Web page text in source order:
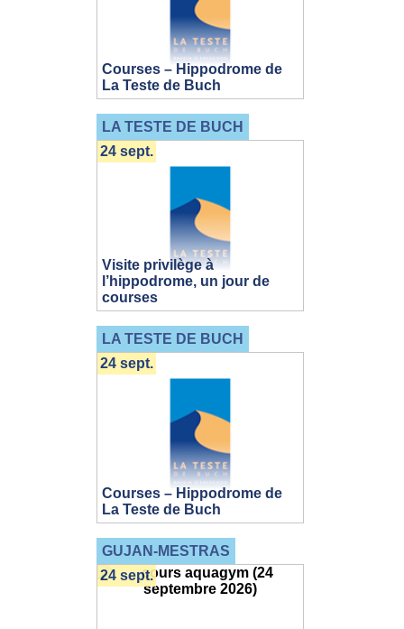
Courses – Hippodrome de
La Teste de Buch
LA TESTE DE BUCH
Visite privilège à
l’hippodrome, un jour de
courses
24 sept.
LA TESTE DE BUCH
Courses – Hippodrome de
La Teste de Buch
24 sept.
GUJAN-MESTRAS
24 sept.